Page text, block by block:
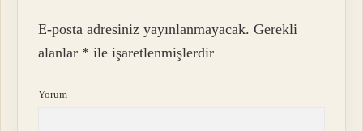
E-posta adresiniz yayınlanmayacak. Gerekli
alanlar * ile işaretlenmişlerdir
Yorum